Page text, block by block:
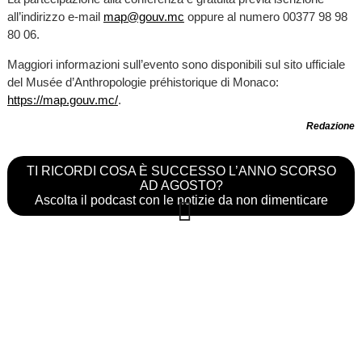
all’indirizzo e-mail map@gouv.mc oppure al numero 00377 98 98
80 06.
Maggiori informazioni sull’evento sono disponibili sul sito ufficiale
del Musée d’Anthropologie préhistorique di Monaco:
https://map.gouv.mc/.
Redazione
TI RICORDI COSA È SUCCESSO L’ANNO SCORSO
AD AGOSTO?
Ascolta il podcast con le notizie da non dimenticare